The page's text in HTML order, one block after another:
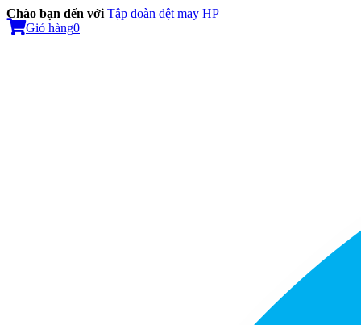
Chào bạn đến với Tập đoàn dệt may HP
Giỏ hàng0